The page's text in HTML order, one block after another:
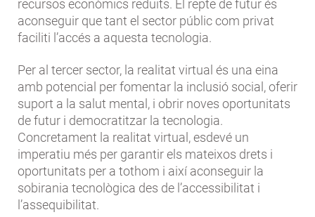
recursos econòmics reduïts. El repte de futur és
aconseguir que tant el sector públic com privat
faciliti l’accés a aquesta tecnologia.
Per al tercer sector, la realitat virtual és una eina
amb potencial per fomentar la inclusió social, oferir
suport a la salut mental, i obrir noves oportunitats
de futur i democratitzar la tecnologia.
Concretament la realitat virtual, esdevé un
imperatiu més per garantir els mateixos drets i
oportunitats per a tothom i així aconseguir la
sobirania tecnològica des de l’accessibilitat i
l’assequibilitat.